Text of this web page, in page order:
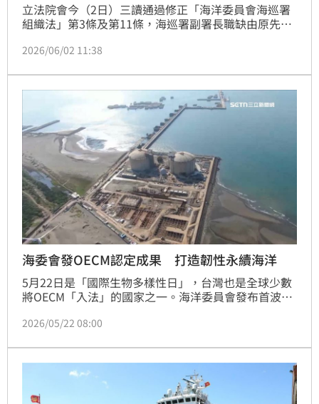
立法院會今（2日）三讀通過修正「海洋委員會海巡署
組織法」第3條及第11條，海巡署副署長職缺由原先2
2026/06/02 11:38
海委會發OECM認定成果 打造韌性永續海洋
5月22日是「國際生物多樣性日」，台灣也是全球少數
將OECM「入法」的國家之一。海洋委員會發布首波海
永續海洋。
2026/05/22 08:00